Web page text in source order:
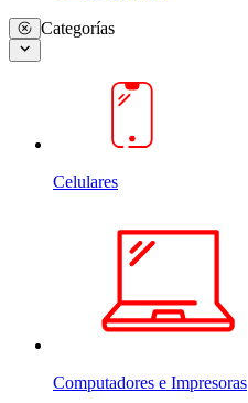
Categorías
Celulares
Computadores e Impresoras